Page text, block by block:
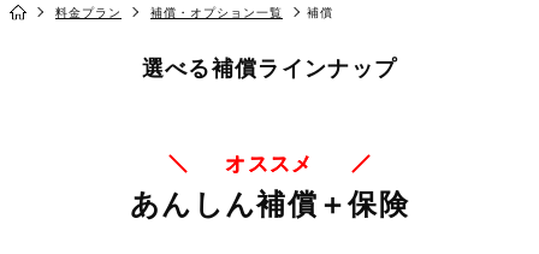
料金プラン 補償・オプション一覧 補償
選べる補償ラインナップ
オススメ
あんしん補償＋保険